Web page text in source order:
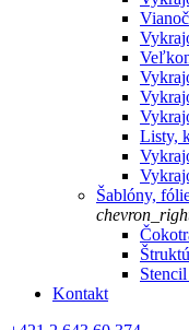
Listy,
Šablóny,
Kontakt